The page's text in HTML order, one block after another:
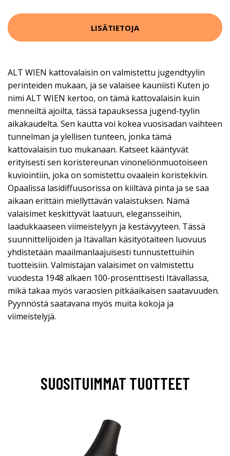
LISÄTIETOJA
ALT WIEN kattovalaisin on valmistettu jugendtyylin
perinteiden mukaan, ja se valaisee kauniisti Kuten jo
nimi ALT WIEN kertoo, on tämä kattovalaisin kuin
menneiltä ajoilta, tässä tapauksessa jugend-tyylin
aikakaudelta. Sen kautta voi kokea vuosisadan vaihteen
tunnelman ja ylellisen tunteen, jonka tämä
kattovalaisin tuo mukanaan. Katseet kääntyvät
erityisesti sen koristereunan vinoneliönmuotoiseen
kuviointiin, joka on somistettu ovaalein koristekivin.
Opaalissa lasidiffuusorissa on kiiltävä pinta ja se saa
aikaan erittäin miellyttävän valaistuksen. Nämä
valaisimet keskittyvät laatuun, elegansseihin,
laadukkaaseen viimeistelyyn ja kestävyyteen. Tässä
suunnittelijoiden ja Itävallan käsityötaiteen luovuus
yhdistetään maailmanlaajuisesti tunnustettuihin
tuotteisiin. Valmistajan valaisimet on valmistettu
vuodesta 1948 alkaen 100-prosenttisesti Itävallassa,
mikä takaa myös varaosien pitkäaikaisen saatavuuden.
Pyynnöstä saatavana myös muita kokoja ja
viimeistelyjä.
SUOSITUIMMAT TUOTTEET